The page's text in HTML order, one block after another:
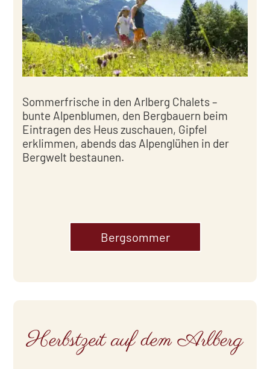
Sommerfrische in den Arlberg Chalets –
bunte Alpenblumen, den Bergbauern beim
Eintragen des Heus zuschauen, Gipfel
erklimmen, abends das Alpenglühen in der
Bergwelt bestaunen.
Bergsommer
Herbstzeit auf dem Arlberg